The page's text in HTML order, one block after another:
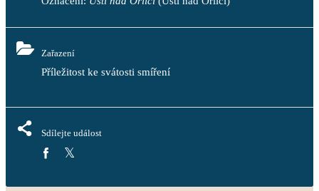
Zařazení
Příležitost ke svátosti smíření
Sdílejte událost